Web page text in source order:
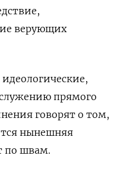
верующих
прямого
говорят о том,
нынешняя
по швам.